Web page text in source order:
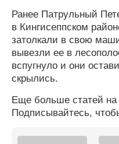
Ранее Патрульный
в Кингисеппском
затолкали в свою
вывезли ее в
вспугнуло и они
скрылись.
Еще больше статей
Подписывайтесь,